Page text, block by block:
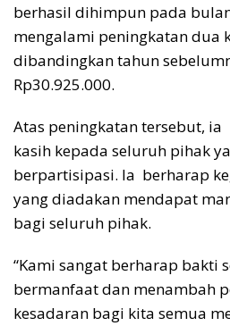
berhasil dihimpun pada
mengalami peningkatan dua
dibandingkan tahun
Rp30.925.000.
Atas peningkatan tersebut,
kasih kepada seluruh pihak
berpartisipasi. Ia berharap
yang diadakan mendapat
bagi seluruh pihak.
“Kami sangat berharap bakti
bermanfaat dan menambah
kesadaran bagi kita semua